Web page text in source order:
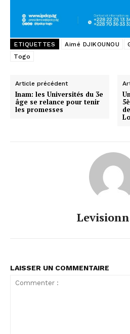
ETIQUETTES Aimé DJIKOUNOU
Togo
Article précédent
Inam: les Universités du 3e
âge se relance pour tenir
les promesses
LAISSER UN COMMENTAIRE